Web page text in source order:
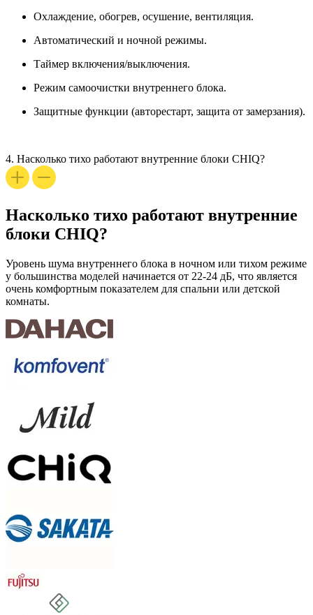
Охлаждение, обогрев, осушение, вентиляция.
Автоматический и ночной режимы.
Таймер включения/выключения.
Режим самоочистки внутреннего блока.
Защитные функции (авторестарт, защита от замерзания).
4. Насколько тихо работают внутренние блоки CHIQ?
Насколько тихо работают внутренние
блоки CHIQ?
Уровень шума внутреннего блока в ночном или тихом режиме
у большинства моделей начинается от 22-24 дБ, что является
очень комфортным показателем для спальни или детской
комнаты.